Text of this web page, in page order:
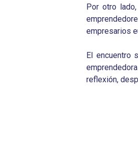
Por otro
empresarios
El encuentro
reflexión,